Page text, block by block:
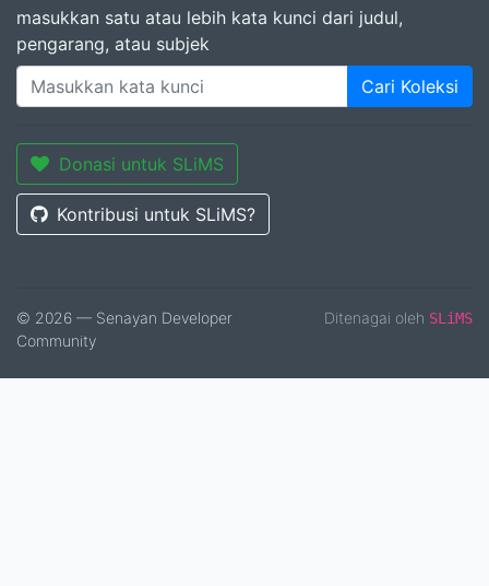
masukkan satu atau lebih kata kunci dari judul,
pengarang, atau subjek
Cari Koleksi
Donasi untuk SLiMS
Kontribusi untuk SLiMS?
© 2026 — Senayan Developer
Community
Ditenagai oleh SLiMS